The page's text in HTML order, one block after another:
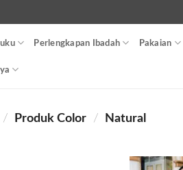
Perlengkapan Ibadah Pakaian
/ Produk Color / Natural